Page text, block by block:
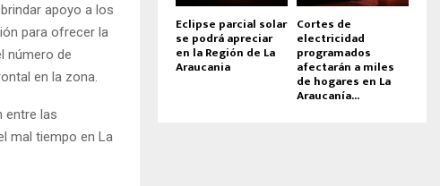
apoyo a los
para ofrecer la
número de
en la zona.
entre las
mal tiempo en La
Eclipse parcial solar
se podrá apreciar
en la Región de La
Araucania
Cortes de
electricidad
programados
afectarán a miles
de hogares en La
Araucanía...